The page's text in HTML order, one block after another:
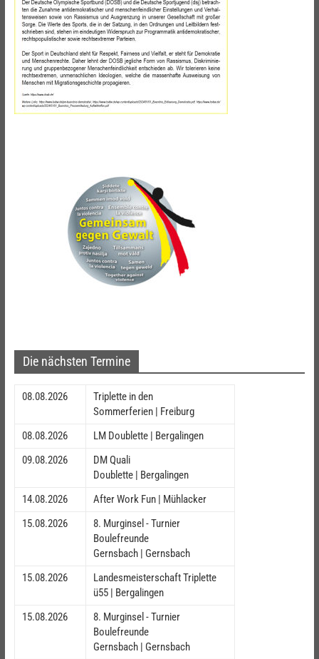
Die nächsten Termine
08.08.2026
Triplette in den
Sommerferien | Freiburg
08.08.2026
LM Doublette | Bergalingen
09.08.2026
DM Quali
Doublette | Bergalingen
14.08.2026
After Work Fun | Mühlacker
15.08.2026
8. Murginsel - Turnier
Boulefreunde
Gernsbach | Gernsbach
15.08.2026
Landesmeisterschaft Triplette
ü55 | Bergalingen
15.08.2026
8. Murginsel - Turnier
Boulefreunde
Gernsbach | Gernsbach